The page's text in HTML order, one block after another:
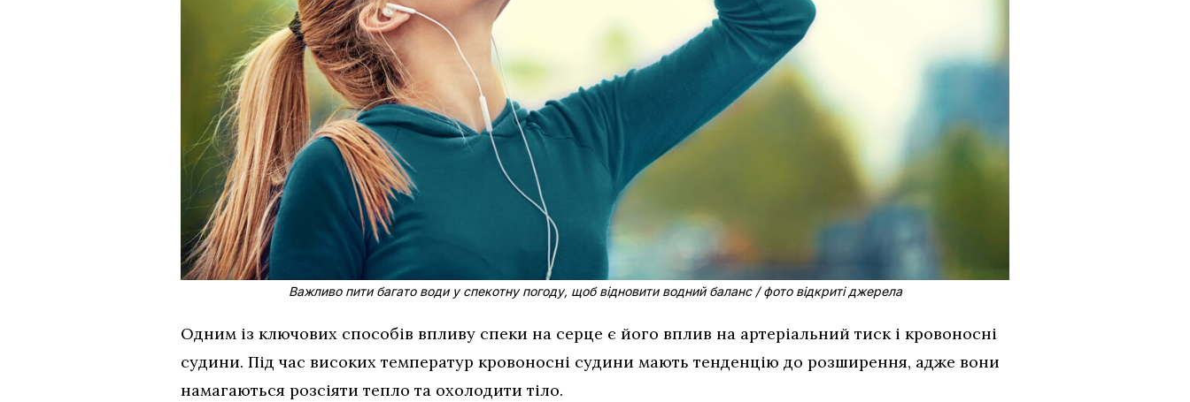
Важливо пити багато води у спекотну погоду, щоб відновити водний баланс / фото відкриті джерела
Одним із ключових способів впливу спеки на серце є його вплив на артеріальний тиск і кровоносні
судини. Під час високих температур кровоносні судини мають тенденцію до розширення, адже вони
намагаються розсіяти тепло та охолодити тіло.